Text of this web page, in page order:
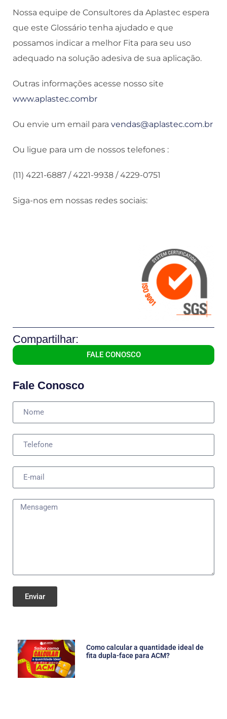
Nossa equipe de Consultores da Aplastec espera
que este Glossário tenha ajudado e que
possamos indicar a melhor Fita para seu uso
adequado na solução adesiva de sua aplicação.
Outras informações acesse nosso site
www.aplastec.combr
Ou envie um email para vendas@aplastec.com.br
Ou ligue para um de nossos telefones :
(11) 4221-6887 / 4221-9938 / 4229-0751
Siga-nos em nossas redes sociais:
Compartilhar:
FALE CONOSCO
Fale Conosco
Enviar
Como calcular a quantidade ideal de
fita dupla-face para ACM?